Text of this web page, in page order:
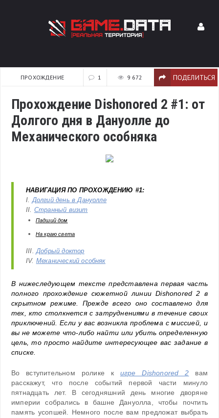
ПРОХОЖДЕНИЕ 1 9 672 ПОДЕЛИТЬСЯ
Прохождение Dishonored 2 #1: от
Долгого дня в Дануолле до
Механического особняка
НАВИГАЦИЯ ПО ПРОХОЖДЕНИЮ #1:
I.Долгий день в Дануолле
II. Странный визит
Падший дом
На краю света
III.Добрый доктор
IV. Механический особняк
В нижеследующем тексте представлена первая часть
полного прохождение сюжетной линии Dishonored 2 в
скрытном режиме. Прежде всего оно составлено для
тех, кто столкнется с затруднениями в течение своих
приключений. Если у вас возникла проблема с миссией, и
вы не можете что-либо найти или убить определенную
цель, то просто найдите интересующее вас задание в
списке.
Во вступительном ролике к игре Dishonored 2 вам
расскажут, что после событий первой части минуло
пятнадцать лет. В сегодняшний день многие дворяне
империи собрались в башне Дануолла, чтобы почтить
память усопшей. Немного после вам предложат выбрать